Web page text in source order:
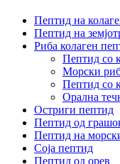
Пептид на
Пептид на
Риба колаген
Пептид со
Морски
Пептид со
Орална
Остриги пептид
Пептид од
Пептид на
Соја пептид
Пептид од орев